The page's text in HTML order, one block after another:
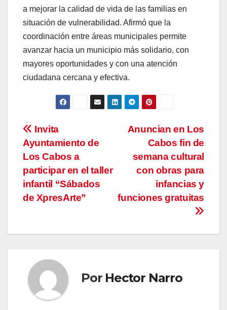
a mejorar la calidad de vida de las familias en
situación de vulnerabilidad. Afirmó que la
coordinación entre áreas municipales permite
avanzar hacia un municipio más solidario, con
mayores oportunidades y con una atención
ciudadana cercana y efectiva.
Navegación
de
entradas
Anuncian en Los
Cabos fin de
semana cultural
con obras para
infancias y
funciones gratuitas
Invita
Ayuntamiento de
Los Cabos a
participar en el taller
infantil “Sábados
de XpresArte”
Por Hector Narro